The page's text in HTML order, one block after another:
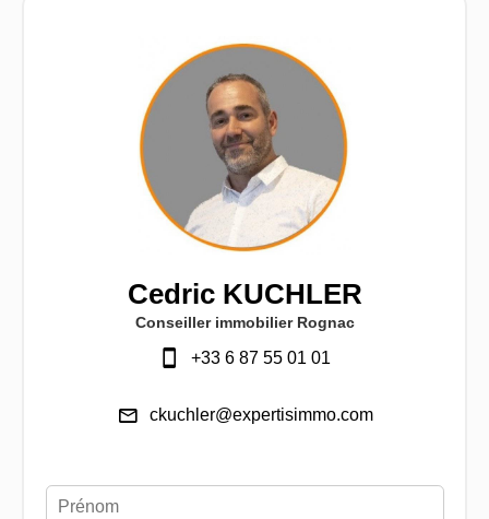
Cedric KUCHLER
Conseiller immobilier Rognac
+33 6 87 55 01 01
ckuchler@expertisimmo.com